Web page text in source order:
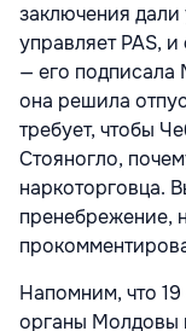
заключения
управляет PAS,
— его подписала
она решила
требует, чтобы
Стояногло,
наркоторговца.
пренебрежение,
Напомним, что
органы Молдовы